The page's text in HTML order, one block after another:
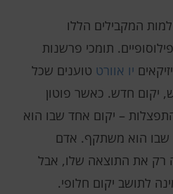
המקבילים הללו
תומכי פרשנות
יו אוורט טוענים שכל
יקום חדש. כאשר פוטון
– יקום אחד שבו הוא
שבו הוא משתקף. אדם
רק את התוצאה שלו, אבל
לתושב יקום חלופי.